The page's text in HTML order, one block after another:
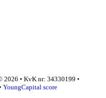
2026 • KvK nr: 34330199 •
YoungCapital score